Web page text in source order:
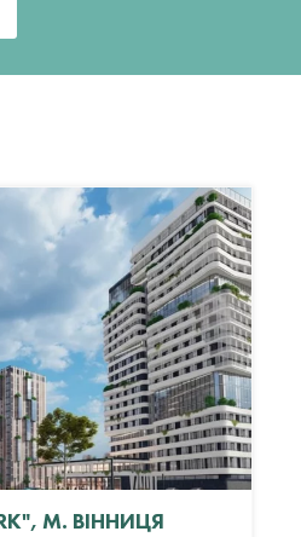
М. ВІННИЦЯ